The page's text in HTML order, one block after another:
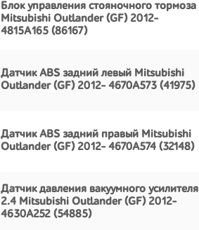
Блок управления стояночного тормоза
Mitsubishi Outlander (GF) 2012-
4815A165 (86167)
Датчик ABS задний левый Mitsubishi
Outlander (GF) 2012- 4670A573 (41975)
Датчик ABS задний правый Mitsubishi
Outlander (GF) 2012- 4670A574 (32148)
Датчик давления вакуумного усилителя
2.4 Mitsubishi Outlander (GF) 2012-
4630A252 (54885)